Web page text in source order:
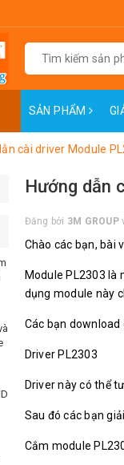
SẢN PHẨM
cài driver Module
Hướng dẫn
Đăng bởi 3M GROUP
Chào các bạn, bài
Module PL2303 là
dụng module này
Các bạn
Driver PL2303
Driver này có thể
Sau đó các bạn
Cắm module